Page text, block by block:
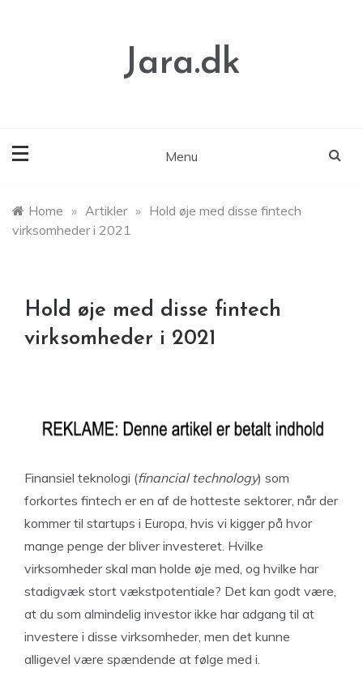
Jara.dk
Menu
Home » Artikler » Hold øje med disse fintech
virksomheder i 2021
Hold øje med disse fintech
virksomheder i 2021
Finansiel teknologi (financial technology) som
forkortes fintech er en af de hotteste sektorer, når der
kommer til startups i Europa, hvis vi kigger på hvor
mange penge der bliver investeret. Hvilke
virksomheder skal man holde øje med, og hvilke har
stadigvæk stort vækstpotentiale? Det kan godt være,
at du som almindelig investor ikke har adgang til at
investere i disse virksomheder, men det kunne
alligevel være spændende at følge med i.